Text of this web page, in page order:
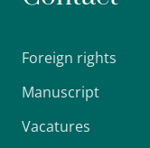
Foreign rights
Manuscript
Vacatures